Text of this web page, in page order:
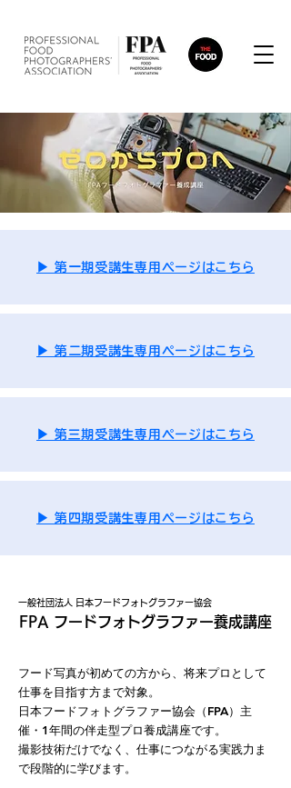
▶︎ 第一期受講生専用ページはこちら
▶︎ 第二期受講生専用ページはこちら
▶︎ 第三期受講生専用ページはこちら
▶︎ 第四期受講生専用ページはこちら
一般社団法人 日本フードフォトグラファー協会
FPA フードフォトグラファー養成講座
フード写真が初めての方から、将来プロとして
仕事を目指す方まで対象。
日本フードフォトグラファー協会（FPA）主
催・1年間の伴走型プロ養成講座です。
撮影技術だけでなく、仕事につながる実践力ま
で段階的に学びます。